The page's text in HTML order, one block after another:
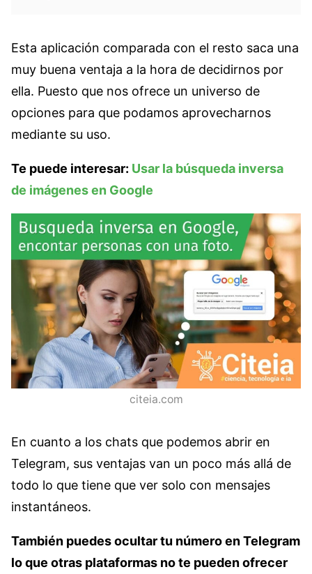
Esta aplicación comparada con el resto saca una
muy buena ventaja a la hora de decidirnos por
ella. Puesto que nos ofrece un universo de
opciones para que podamos aprovecharnos
mediante su uso.
Te puede interesar: Usar la búsqueda inversa
de imágenes en Google
citeia.com
En cuanto a los chats que podemos abrir en
Telegram, sus ventajas van un poco más allá de
todo lo que tiene que ver solo con mensajes
instantáneos.
También puedes ocultar tu número en Telegram
lo que otras plataformas no te pueden ofrecer